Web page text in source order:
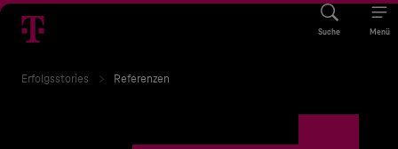
Suche Menü
Erfolgsstories Referenzen